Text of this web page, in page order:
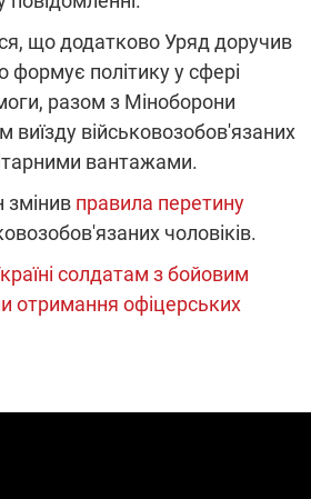
що додатково Уряд доручив
формує політику у сфері
разом з Міноборони
виїзду військовозобов'язаних
вантажами.
змінив правила перетину
чоловіків.
солдатам з бойовим
отримання офіцерських